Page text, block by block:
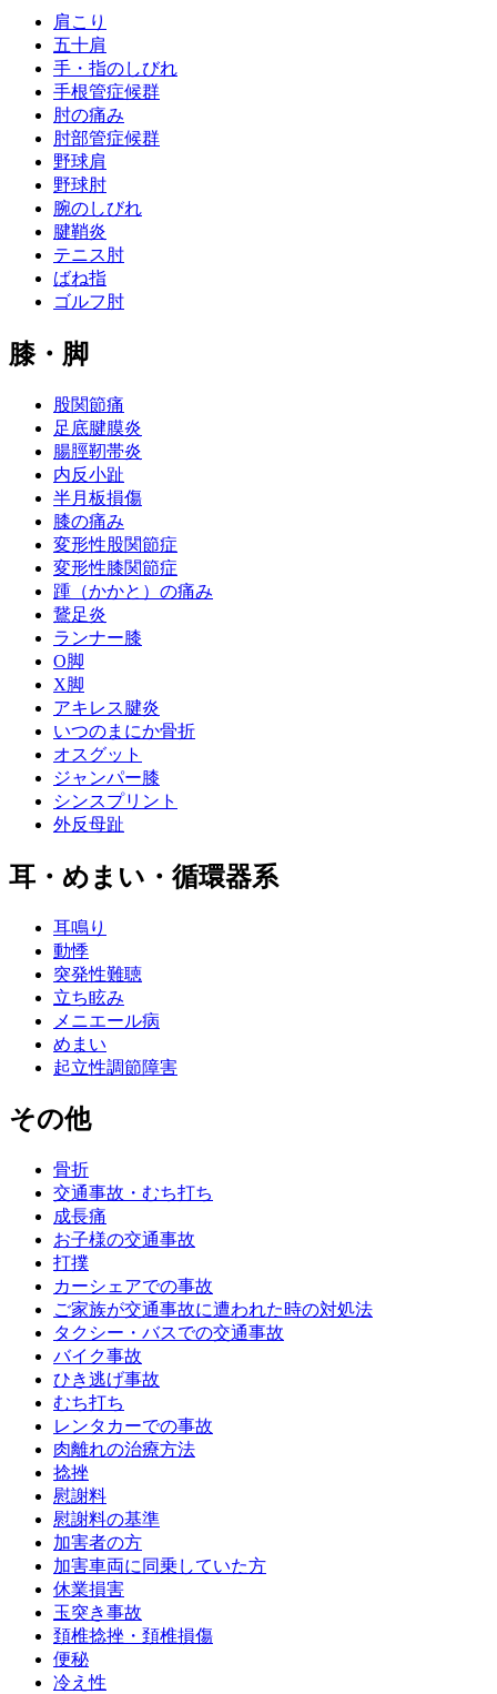
肩こり
五十肩
手・指のしびれ
手根管症候群
肘の痛み
肘部管症候群
野球肩
野球肘
腕のしびれ
腱鞘炎
テニス肘
ばね指
ゴルフ肘
膝・脚
股関節痛
足底腱膜炎
腸脛靭帯炎
内反小趾
半月板損傷
膝の痛み
変形性股関節症
変形性膝関節症
踵（かかと）の痛み
鵞足炎
ランナー膝
O脚
X脚
アキレス腱炎
いつのまにか骨折
オスグット
ジャンパー膝
シンスプリント
外反母趾
耳・めまい・循環器系
耳鳴り
動悸
突発性難聴
立ち眩み
メニエール病
めまい
起立性調節障害
その他
骨折
交通事故・むち打ち
成長痛
お子様の交通事故
打撲
カーシェアでの事故
ご家族が交通事故に遭われた時の対処法
タクシー・バスでの交通事故
バイク事故
ひき逃げ事故
むち打ち
レンタカーでの事故
肉離れの治療方法
捻挫
慰謝料
慰謝料の基準
加害者の方
加害車両に同乗していた方
休業損害
玉突き事故
頚椎捻挫・頚椎損傷
便秘
冷え性